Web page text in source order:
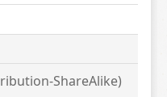
ShareAlike)